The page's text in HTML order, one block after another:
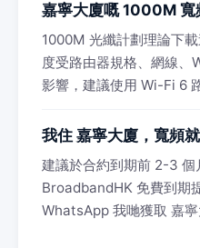
嘉寧大廈嘅 1000M 寬
1000M 光纖計劃理論下
度受路由器規格、網線、
影響，建議使用 Wi-Fi 6
我住 嘉寧大廈，寬頻
建議於合約到期前 2-3 個
BroadbandHK 免費到期
WhatsApp 我哋獲取 嘉寧